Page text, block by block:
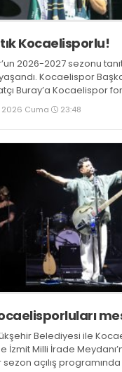
Kocaelisporlu!
2026-2027 sezonu
Kocaelispor
Buray’a Kocaelispor
Cuma 23:48
Belediyesi ile
İzmit Milli İrade
açılış